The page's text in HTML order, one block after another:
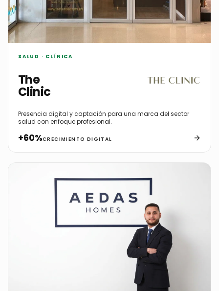
SALUD · CLÍNICA
The
Clinic
Presencia digital y captación para una marca del sector
salud con enfoque profesional.
+60%CRECIMIENTO DIGITAL